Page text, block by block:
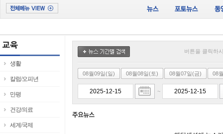
생활
칼럼/오피년
만평
건강/의료
세계/국제
버튼을 클릭하
08월09일(일) 08월08일(토) 08월07일(금) 08
~